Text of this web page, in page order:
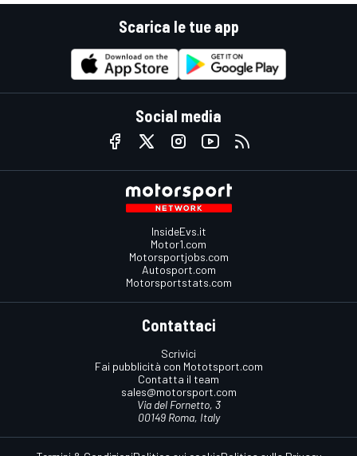
Scarica le tue app
Social media
InsideEvs.it
Motor1.com
Motorsportjobs.com
Autosport.com
Motorsportstats.com
Contattaci
Scrivici
Fai pubblicità con Mototsport.com
Contatta il team
sales@motorsport.com
Via del Fornetto, 3
00149 Roma, Italy